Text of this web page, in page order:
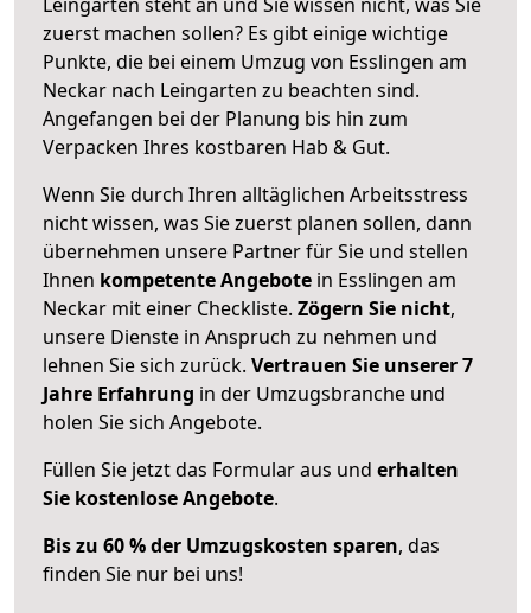
zuerst machen sollen? Es gibt einige wichtige
Punkte, die bei einem Umzug von Esslingen am
Neckar nach Leingarten zu beachten sind.
Angefangen bei der Planung bis hin zum
Verpacken Ihres kostbaren Hab & Gut.
Wenn Sie durch Ihren alltäglichen Arbeitsstress
nicht wissen, was Sie zuerst planen sollen, dann
übernehmen unsere Partner für Sie und stellen
Ihnen kompetente Angebote in Esslingen am
Neckar mit einer Checkliste. Zögern Sie nicht,
unsere Dienste in Anspruch zu nehmen und
lehnen Sie sich zurück. Vertrauen Sie unserer 7
Jahre Erfahrung in der Umzugsbranche und
holen Sie sich Angebote.
Füllen Sie jetzt das Formular aus und erhalten
Sie kostenlose Angebote.
Bis zu 60 % der Umzugskosten sparen, das
finden Sie nur bei uns!